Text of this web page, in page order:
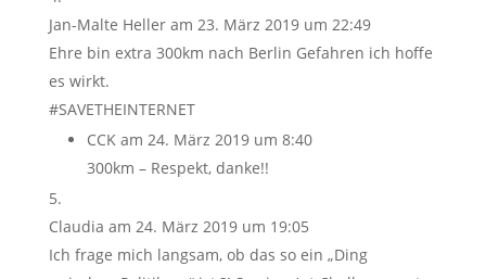
Jan-Malte Heller am 23. März 2019 um 22:49
Ehre bin extra 300km nach Berlin Gefahren ich hoffe
es wirkt.
#SAVETHEINTERNET
CCK am 24. März 2019 um 8:40
300km – Respekt, danke!!
Claudia am 24. März 2019 um 19:05
Ich frage mich langsam, ob das so ein „Ding